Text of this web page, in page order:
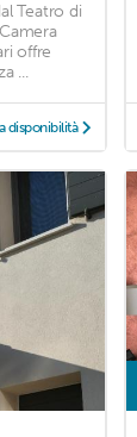
Teatro di
offre
...
disponibilità